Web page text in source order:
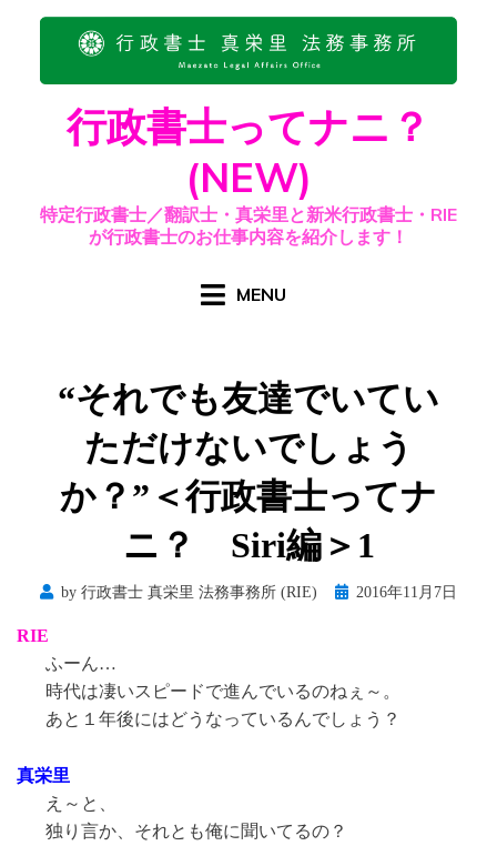
行政書士ってナニ？
(NEW)
特定行政書士／翻訳士・真栄里と新米行政書士・RIE
が行政書士のお仕事内容を紹介します！
MENU
“それでも友達でいてい
ただけないでしょう
か？”＜行政書士ってナ
ニ？ Siri編＞1
by 行政書士 真栄里 法務事務所 (RIE)
Posted2016年11月7日
RIE
ふーん…
時代は凄いスピードで進んでいるのねぇ～。
あと１年後にはどうなっているんでしょう？
真栄里
え～と、
独り言か、それとも俺に聞いてるの？